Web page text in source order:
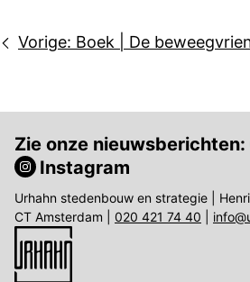
Bericht
Vorige: Boek | De
Zie onze nieuwsberichten:
Instagram
Urhahn stedenbouw en strategie |
CT Amsterdam | 020 421 74 40